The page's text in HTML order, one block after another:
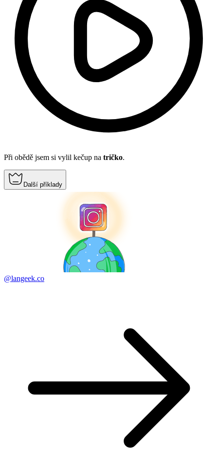
Při obědě jsem si vylil kečup na tričko.
Další příklady
@langeek.co